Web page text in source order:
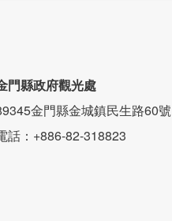
門縣政府觀光處
金門縣金城鎮民生路60號
話：+886-82-318823